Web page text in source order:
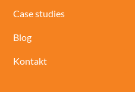
Case studies
Blog
Kontakt